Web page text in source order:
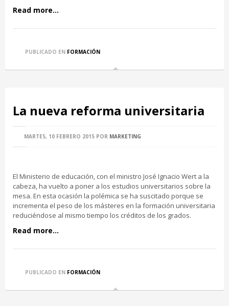
Read more...
PUBLICADO EN FORMACIÓN
La nueva reforma universitaria
MARTES, 10 FEBRERO 2015 POR MARKETING
El Ministerio de educación, con el ministro José Ignacio Wert a la
cabeza, ha vuelto a poner a los estudios universitarios sobre la
mesa. En esta ocasión la polémica se ha suscitado porque se
incrementa el peso de los másteres en la formación universitaria
reduciéndose al mismo tiempo los créditos de los grados.
Read more...
PUBLICADO EN FORMACIÓN